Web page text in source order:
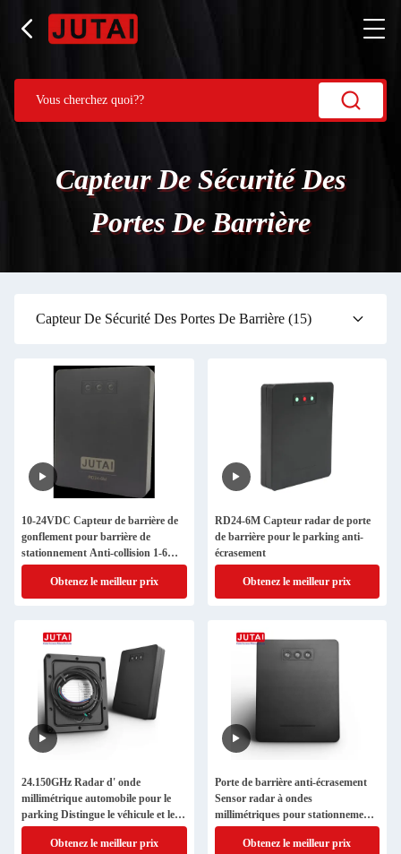
Capteur De Sécurité Des
Portes De Barrière
Capteur De Sécurité Des Portes De Barrière (15)
10-24VDC Capteur de barrière de
gonflement pour barrière de
stationnement Anti-collision 1-6m
portée de détection
Obtenez le meilleur prix
RD24-6M Capteur radar de porte
de barrière pour le parking anti-
écrasement
Obtenez le meilleur prix
24.150GHz Radar d' onde
millimétrique automobile pour le
parking Distingue le véhicule et les
personnes
Obtenez le meilleur prix
Porte de barrière anti-écrasement
Sensor radar à ondes
millimétriques pour stationnement
Distingue le véhicule et les
personnesObtenez le meilleur prix